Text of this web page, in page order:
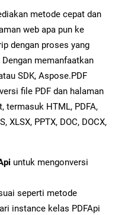
metode cepat dan
web apa pun ke
dengan proses yang
memanfaatkan
SDK, Aspose.PDF
file PDF dan halaman
termasuk HTML, PDFA,
XLSX, PPTX, DOC, DOCX,
untuk mengonversi
seperti metode
instance kelas PDFApi